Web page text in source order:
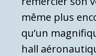
même plus
qu’un
hall